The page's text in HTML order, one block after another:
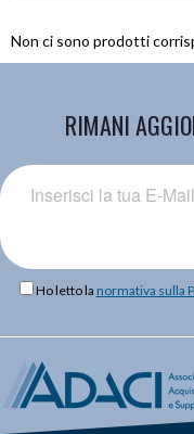
Non ci sono prodotti
RIMANI
Ho letto la normativa sulla